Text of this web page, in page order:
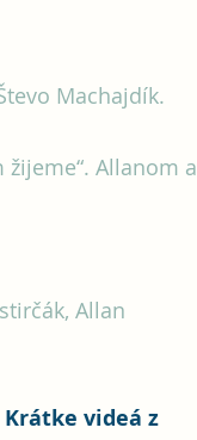
Machajdík.
Allanom a
Allan
videá z